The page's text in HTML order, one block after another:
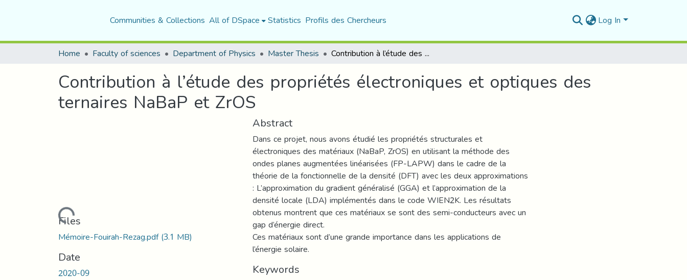
Communities & Collections All of DSpace Statistics Profils des Chercheurs Log In
Home Faculty of sciences Department of Physics Master Thesis Contribution à l’étude des propriétés électroniques et optiques des ternaires NaBaP et ZrOS
Contribution à l’étude des propriétés électroniques et optiques des
ternaires NaBaP et ZrOS
Loading...
Files
Mémoire-Fouirah-Rezag.pdf(3.1 MB)
Date
2020-09
Abstract
Dans ce projet, nous avons étudié les propriétés structurales et
électroniques des matériaux (NaBaP, ZrOS) en utilisant la méthode des
ondes planes augmentées linéarisées (FP-LAPW) dans le cadre de la
théorie de la fonctionnelle de la densité (DFT) avec les deux approximations
: L’approximation du gradient généralisé (GGA) et l’approximation de la
densité locale (LDA) implémentés dans le code WIEN2K. Les résultats
obtenus montrent que ces matériaux se sont des semi-conducteurs avec un
gap d’énergie direct.
Ces matériaux sont d’une grande importance dans les applications de
l’énergie solaire.
Keywords